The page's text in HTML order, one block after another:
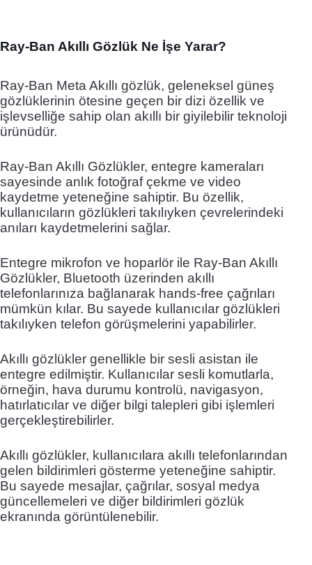
Ray-Ban Akıllı Gözlük Ne İşe Yarar?
Ray-Ban Meta Akıllı gözlük, geleneksel güneş
gözlüklerinin ötesine geçen bir dizi özellik ve
işlevselliğe sahip olan akıllı bir giyilebilir teknoloji
ürünüdür.
Ray-Ban Akıllı Gözlükler, entegre kameraları
sayesinde anlık fotoğraf çekme ve video
kaydetme yeteneğine sahiptir. Bu özellik,
kullanıcıların gözlükleri takılıyken çevrelerindeki
anıları kaydetmelerini sağlar.
Entegre mikrofon ve hoparlör ile Ray-Ban Akıllı
Gözlükler, Bluetooth üzerinden akıllı
telefonlarınıza bağlanarak hands-free çağrıları
mümkün kılar. Bu sayede kullanıcılar gözlükleri
takılıyken telefon görüşmelerini yapabilirler.
Akıllı gözlükler genellikle bir sesli asistan ile
entegre edilmiştir. Kullanıcılar sesli komutlarla,
örneğin, hava durumu kontrolü, navigasyon,
hatırlatıcılar ve diğer bilgi talepleri gibi işlemleri
gerçekleştirebilirler.
Akıllı gözlükler, kullanıcılara akıllı telefonlarından
gelen bildirimleri gösterme yeteneğine sahiptir.
Bu sayede mesajlar, çağrılar, sosyal medya
güncellemeleri ve diğer bildirimleri gözlük
ekranında görüntülenebilir.